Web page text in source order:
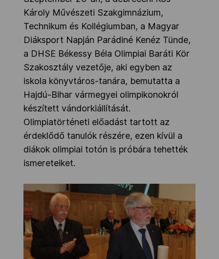
Károly Művészeti Szakgimnázium,
Technikum és Kollégiumban, a Magyar
Diáksport Napján Parádiné Kenéz Tünde,
a DHSE Békessy Béla Olimpiai Baráti Kör
Szakosztály vezetője, aki egyben az
iskola könyvtáros-tanára, bemutatta a
Hajdú-Bihar vármegyei olimpikonokról
készített vándorkiállítását.
Olimpiatörténeti előadást tartott az
érdeklődő tanulók részére, ezen kívül a
diákok olimpiai totón is próbára tehették
ismereteiket.